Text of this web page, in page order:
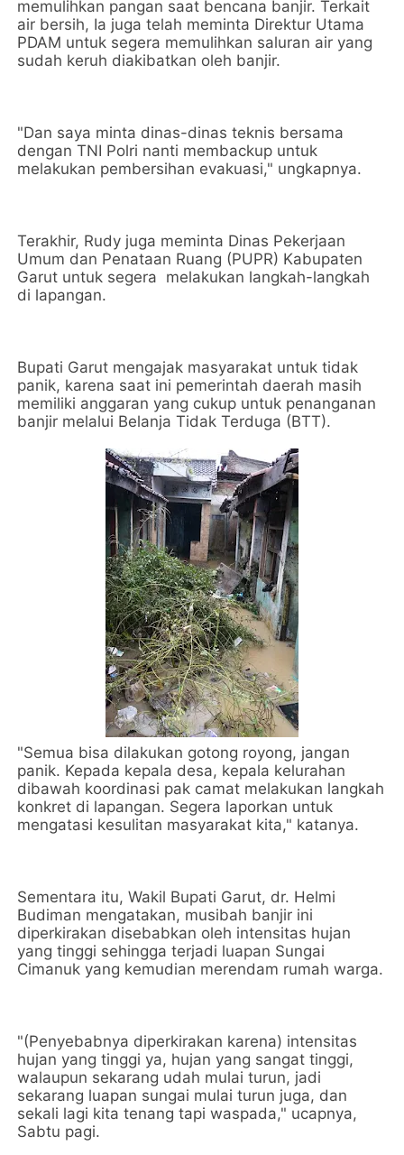
memulihkan pangan saat bencana banjir. Terkait
air bersih, Ia juga telah meminta Direktur Utama
PDAM untuk segera memulihkan saluran air yang
sudah keruh diakibatkan oleh banjir.
"Dan saya minta dinas-dinas teknis bersama
dengan TNI Polri nanti membackup untuk
melakukan pembersihan evakuasi," ungkapnya.
Terakhir, Rudy juga meminta Dinas Pekerjaan
Umum dan Penataan Ruang (PUPR) Kabupaten
Garut untuk segera melakukan langkah-langkah
di lapangan.
Bupati Garut mengajak masyarakat untuk tidak
panik, karena saat ini pemerintah daerah masih
memiliki anggaran yang cukup untuk penanganan
banjir melalui Belanja Tidak Terduga (BTT).
"Semua bisa dilakukan gotong royong, jangan
panik. Kepada kepala desa, kepala kelurahan
dibawah koordinasi pak camat melakukan langkah
konkret di lapangan. Segera laporkan untuk
mengatasi kesulitan masyarakat kita," katanya.
Sementara itu, Wakil Bupati Garut, dr. Helmi
Budiman mengatakan, musibah banjir ini
diperkirakan disebabkan oleh intensitas hujan
yang tinggi sehingga terjadi luapan Sungai
Cimanuk yang kemudian merendam rumah warga.
"(Penyebabnya diperkirakan karena) intensitas
hujan yang tinggi ya, hujan yang sangat tinggi,
walaupun sekarang udah mulai turun, jadi
sekarang luapan sungai mulai turun juga, dan
sekali lagi kita tenang tapi waspada," ucapnya,
Sabtu pagi.